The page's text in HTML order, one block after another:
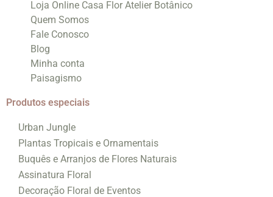
Loja Online Casa Flor Atelier Botânico
Quem Somos
Fale Conosco
Blog
Minha conta
Paisagismo
Produtos especiais
Urban Jungle
Plantas Tropicais e Ornamentais
Buquês e Arranjos de Flores Naturais
Assinatura Floral
Decoração Floral de Eventos